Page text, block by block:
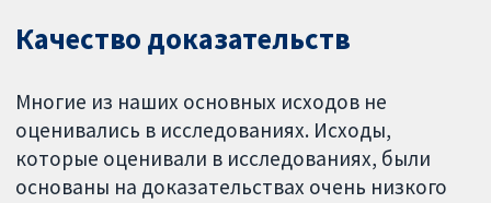
Качество доказательств
Многие из наших основных исходов не
оценивались в исследованиях. Исходы,
которые оценивали в исследованиях, были
основаны на доказательствах очень низкого